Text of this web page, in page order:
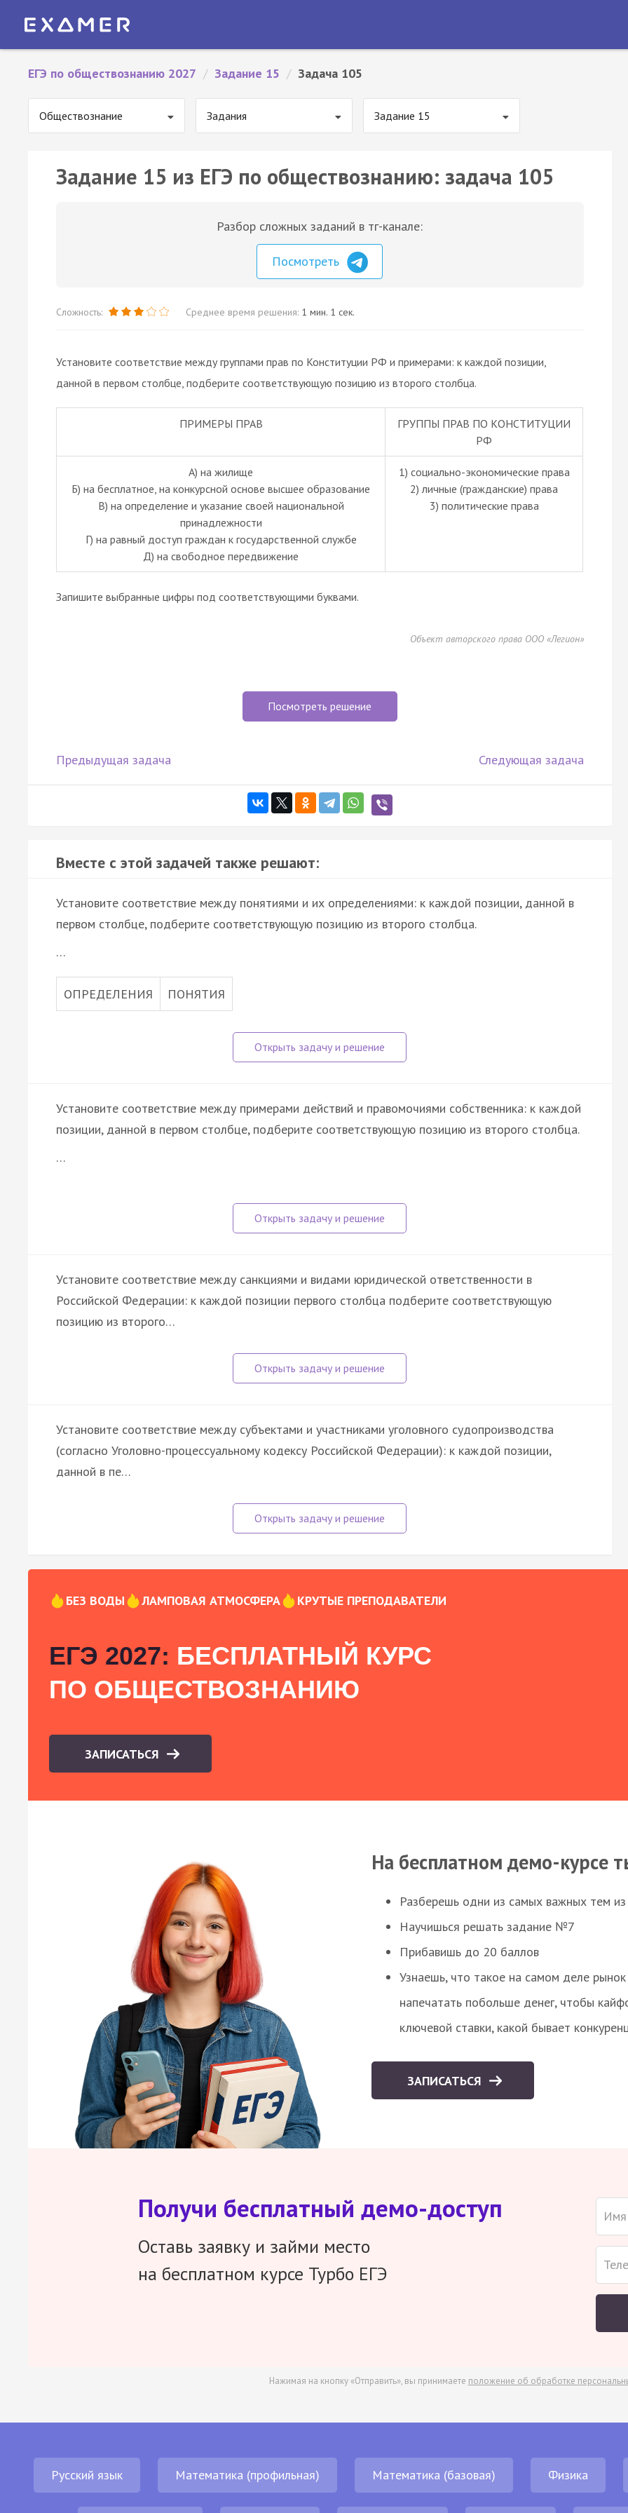
ЕГЭ по обществознанию 2027 / Задание 15 / Задача 105
Обществознание Задания Задание 15
Задание 15 из ЕГЭ по обществознанию: задача 105
Разбор сложных заданий в тг-канале:
Посмотреть
Сложность: Среднее время решения: 1 мин. 1 сек.
Установите соответствие между группами прав по Конституции РФ и примерами: к каждой позиции,
данной в первом столбце, подберите соответствующую позицию из второго столбца.
ПРИМЕРЫ ПРАВ
ГРУППЫ ПРАВ ПО КОНСТИТУЦИИ
РФ
А) на жилище
Б) на бесплатное, на конкурсной основе высшее образование
В) на определение и указание своей национальной
принадлежности
Г) на равный доступ граждан к государственной службе
Д) на свободное передвижение
1) социально-экономические права
2) личные (гражданские) права
3) политические права
Запишите выбранные цифры под соответствующими буквами.
Объект авторского права ООО «Легион»
Посмотреть решение
Предыдущая задача Следующая задача
Вместе с этой задачей также решают:
Установите соответствие между понятиями и их определениями: к каждой позиции, данной в
первом столбце, подберите соответствующую позицию из второго столбца.
…
ОПРЕДЕЛЕНИЯ ПОНЯТИЯ
Установите соответствие между примерами действий и правомочиями собственника: к каждой
позиции, данной в первом столбце, подберите соответствующую позицию из второго столбца.
…
Установите соответствие между санкциями и видами юридической ответственности в
Российской Федерации: к каждой позиции первого столбца подберите соответствующую
позицию из второго…
Установите соответствие между субъектами и участниками уголовного судопроизводства
(согласно Уголовно-процессуальному кодексу Российской Федерации): к каждой позиции,
данной в пе…
БЕЗ ВОДЫ ЛАМПОВАЯ АТМОСФЕРА КРУТЫЕ ПРЕПОДАВАТЕЛИ
ЕГЭ 2027: БЕСПЛАТНЫЙ КУРС
ПО ОБЩЕСТВОЗНАНИЮ
ЗАПИСАТЬСЯ
На бесплатном демо-курсе
Разберешь одни из самых важных тем
Научишься решать задание №7
Прибавишь до 20 баллов
Узнаешь, что такое на самом деле
напечатать побольше денег, чтобы
ключевой ставки, какой бывает
ЗАПИСАТЬСЯ
Получи бесплатный демо-доступ
Оставь заявку и займи место
на бесплатном курсе Турбо ЕГЭ
Нажимая на кнопку «Отправить», вы принимаете положение об обработке
Русский язык Математика (профильная) Математика (базовая) Физика